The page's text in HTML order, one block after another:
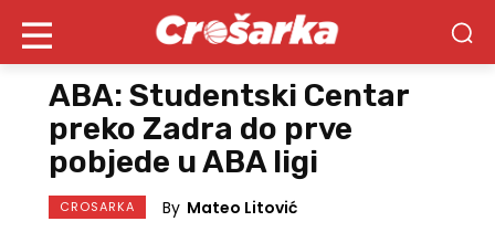
ABA: Studentski Centar
preko Zadra do prve
pobjede u ABA ligi
CROSARKA By Mateo Litović